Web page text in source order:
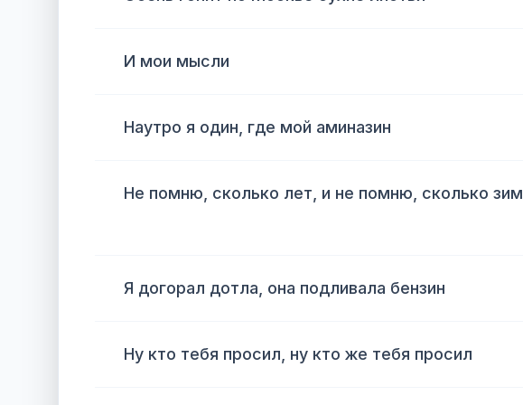
И мои мысли
Наутро я один, где мой аминазин
Не помню, сколько лет, и не помню, сколько зим
Я догорал дотла, она подливала бензин
Ну кто тебя просил, ну кто же тебя просил